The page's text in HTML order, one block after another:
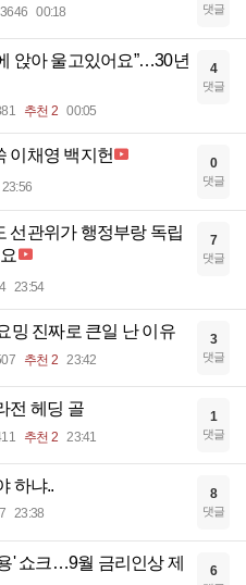
00:18 댓글
앉아 울고있어요”…30년
추천 2 00:05
4
댓글
이채영 백지헌
23:56
0
댓글
선관위가 행정부랑 독립
23:54
7
댓글
밍 진짜로 큰일 난 이유
추천 2 23:42
3
댓글
전 헤딩 골
추천 2 23:41
1
댓글
하냐..
23:38
8
댓글
' 쇼크…9월 금리인상 제
6